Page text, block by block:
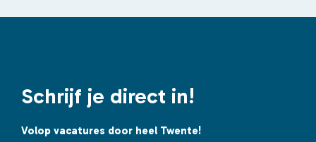
Schrijf je direct in!
Volop vacatures door heel Twente!